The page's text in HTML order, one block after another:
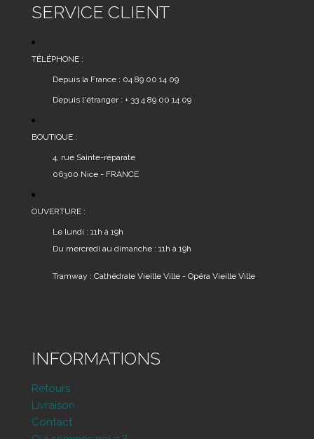
SERVICE CLIENT
TÉLÉPHONE :
Depuis la France : 04 89 00 14 09
Depuis l'étranger : + 33 4 89 00 14 09
BOUTIQUE :
4, rue Sainte-réparate
06300 Nice - FRANCE
OUVERTURE :
Le lundi : 11h à 19h
Du mercredi au dimanche : 11h à 19h
Tramway : Cathédrale Vieille Ville - Opéra Vieille Ville
INFORMATIONS
Retours
Livraison
Contact